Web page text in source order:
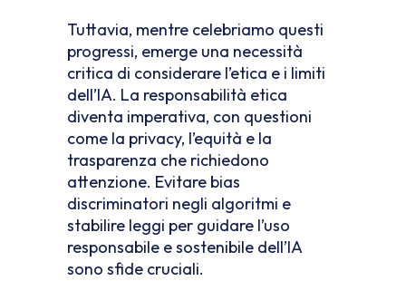
Tuttavia, mentre celebriamo questi
progressi, emerge una necessità
critica di considerare l’etica e i limiti
dell’IA. La responsabilità etica
diventa imperativa, con questioni
come la privacy, l’equità e la
trasparenza che richiedono
attenzione. Evitare bias
discriminatori negli algoritmi e
stabilire leggi per guidare l’uso
responsabile e sostenibile dell’IA
sono sfide cruciali.